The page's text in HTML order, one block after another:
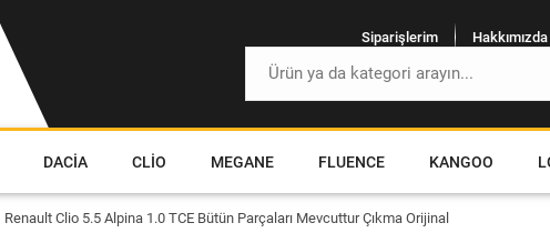
Siparişlerim Hakkımızda
DACIA CLIO MEGANE FLUENCE KANGOO
Renault Clio 5.5 Alpina 1.0 TCE Bütün Parçaları Mevcuttur Çıkma Orijinal